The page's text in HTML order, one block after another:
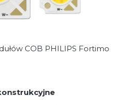
COB PHILIPS Fortimo